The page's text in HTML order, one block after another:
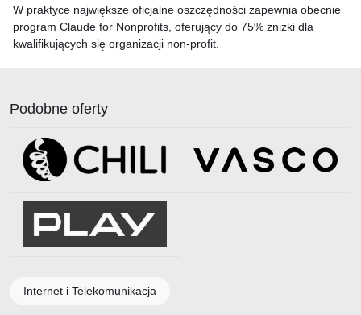
W praktyce największe oficjalne oszczędności zapewnia obecnie
program Claude for Nonprofits, oferujący do 75% zniżki dla
kwalifikujących się organizacji non-profit.
Podobne oferty
Internet i Telekomunikacja